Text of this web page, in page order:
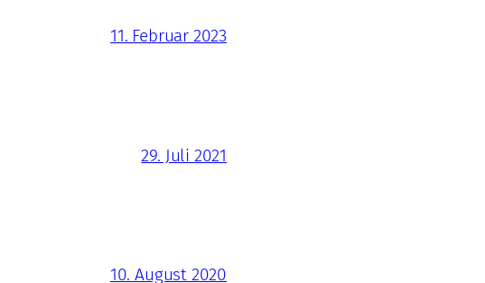
11. Februar 2023
29. Juli 2021
10. August 2020